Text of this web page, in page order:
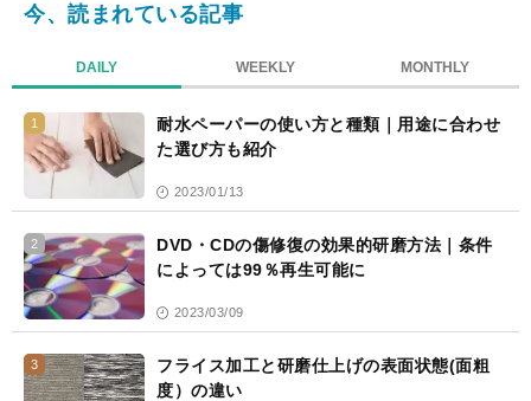
今、読まれている記事
DAILY WEEKLY MONTHLY
1
耐水ペーパーの使い方と種類｜用途に合わせ
た選び方も紹介
2023/01/13
2
DVD・CDの傷修復の効果的研磨方法｜条件
によっては99％再生可能に
2023/03/09
3
フライス加工と研磨仕上げの表面状態(面粗
度）の違い